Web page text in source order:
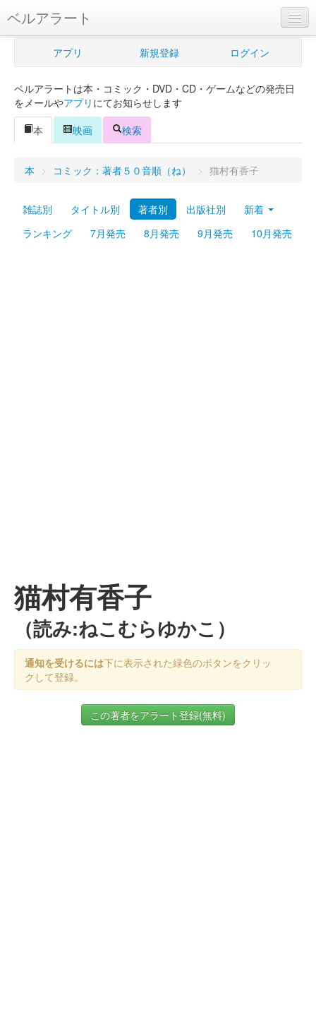
ベルアラート
ベルアラートとは
新規登録
ログイン
Myシェルフ
プレミアム
アプリ 新規登録 ログイン
ベルアラートは本・コミック・DVD・CD・ゲームなどの発売日
をメールやアプリ にてお知らせします
本
映画 検索
本 > コミック：著者５０音順（ね） > 猫村有香子
雑誌別 タイトル別 著者別 出版社別
新着
ランキング
7月発売 8月発売 9月発売 10月発売
猫村有香子
（読み:ねこむらゆかこ）
通知を受けるには下に表示された緑色のボタンをクリッ
クして登録。
この著者をアラート登録(無料)